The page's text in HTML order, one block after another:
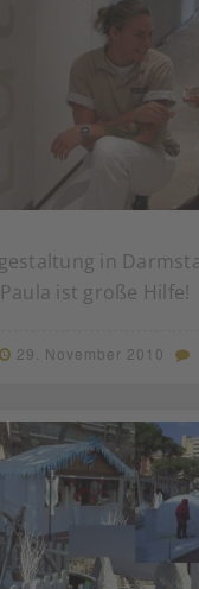
in
Paula ist große Hilfe!
29. November 2010